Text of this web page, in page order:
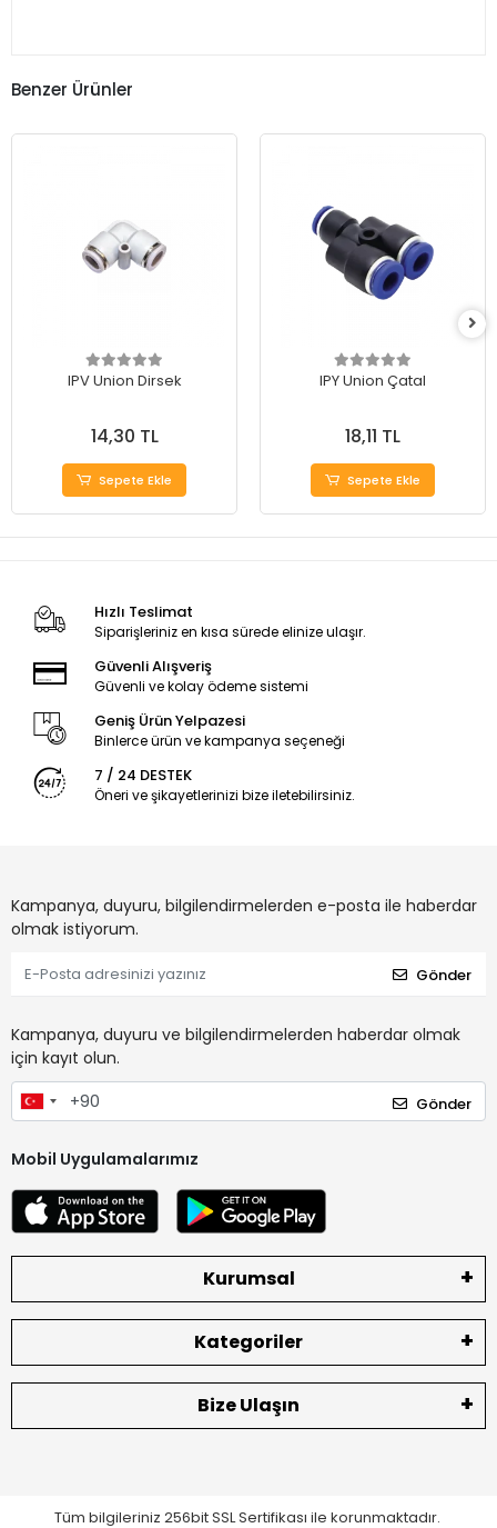
Benzer Ürünler
IPV Union Dirsek
14,30 TL
Sepete Ekle
IPY Union Çatal
18,11 TL
Sepete Ekle
Hızlı Teslimat
Siparişleriniz en kısa sürede elinize ulaşır.
Güvenli Alışveriş
Güvenli ve kolay ödeme sistemi
Geniş Ürün Yelpazesi
Binlerce ürün ve kampanya seçeneği
7 / 24 DESTEK
Öneri ve şikayetlerinizi bize iletebilirsiniz.
Kampanya, duyuru, bilgilendirmelerden e-posta ile haberdar
olmak istiyorum.
Gönder
Kampanya, duyuru ve bilgilendirmelerden haberdar olmak
için kayıt olun.
Gönder
Mobil Uygulamalarımız
Kurumsal
Kategoriler
Bize Ulaşın
Tüm bilgileriniz 256bit SSL Sertifikası ile korunmaktadır.